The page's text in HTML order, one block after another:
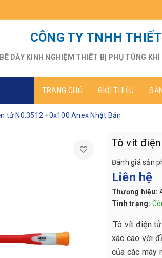
CÔNG TY TNHH
BỀ DẦY KINH NGHIỆM THIẾT BỊ PHỤ TÙNG
TRANG CHỦ GIỚI THIỆU
tử N0.3512 +0x100 Anex Nhật Bản
Tô vít
Đánh giá sản
Liên hệ
Thương hiệu:
Tình trạng:
Tô vít điện
xác cao với
của các máy